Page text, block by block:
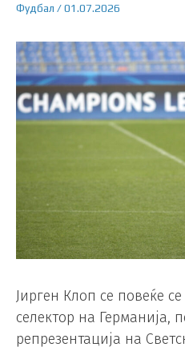
Фудбал /01.07.2026
Јирген Клоп се повеќе
селектор на Германија,
репрезентација на